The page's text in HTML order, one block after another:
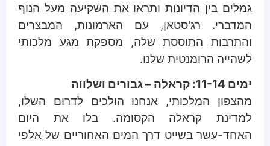
גמלים בין הדיונות ותראו את השקיעה מעל הנוף
המדברי. רג'סטאן, עם הארמונות, המבצרים
והתרבות התוססת שלה, מספקת מגע מלכותי
לשהייה הרומנטית שלנו.
ימים 11-14: קראלה – גבורים ושלווה
מהצפון המלכותי, אנחנו הולכים לדרום השלו,
למדינת קראלה הקסומה. בלו את היום
האחד-עשר בשייט דרך המים האחוריים של אלפי